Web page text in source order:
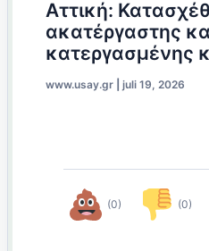
Αττική:
ακατέργαστης
κατεργασμένης
www.usay.gr juli 19, 2026
(0) (0)